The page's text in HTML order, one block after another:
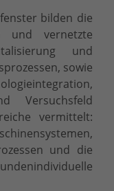
bilden die
und vernetzte
und
sowie
Versuchsfeld
vermittelt:
und die